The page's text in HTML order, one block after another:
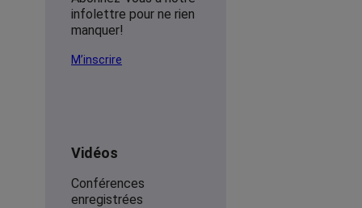
infolettre pour ne rien
manquer!
M’inscrire
Vidéos
Conférences
enregistrées